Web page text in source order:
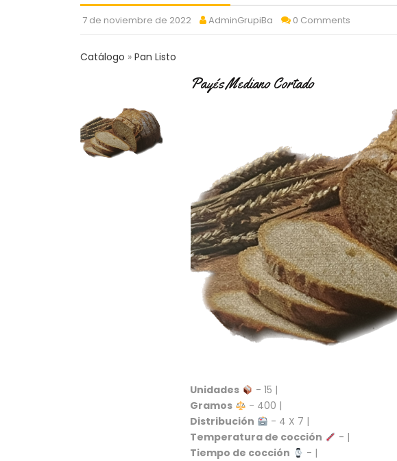
7 de noviembre de 2022 AdminGrupiBa 0 Comments
Catálogo Pan Listo
Payés Mediano Cortado
Unidades
- 15 |
Gramos
- 400 |
Distribución
- 4 X 7 |
Temperatura de cocción
- |
Tiempo de cocción
- |